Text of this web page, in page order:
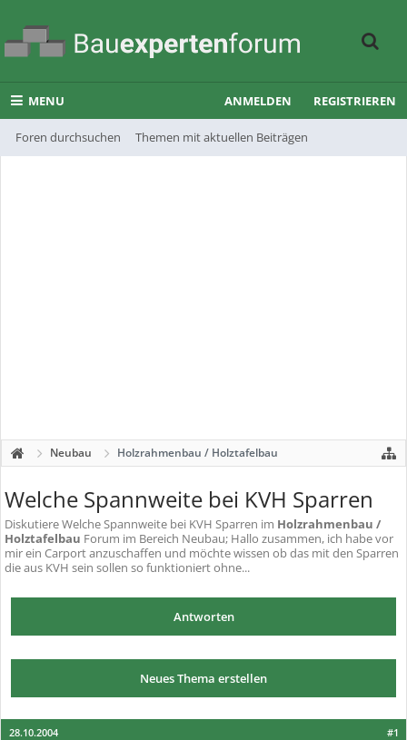
MENU
Foren durchsuchen Themen mit aktuellen Beiträgen
ANMELDEN REGISTRIEREN
Neubau Holzrahmenbau / Holztafelbau
Welche Spannweite bei KVH Sparren
DiskutiereWelche Spannweite bei KVH Sparren im Holzrahmenbau /
Holztafelbau Forum im Bereich Neubau; Hallo zusammen, ich habe vor
mir ein Carport anzuschaffen und möchte wissen ob das mit den Sparren
die aus KVH sein sollen so funktioniert ohne...
Antworten
Neues Thema erstellen
#1
28.10.2004